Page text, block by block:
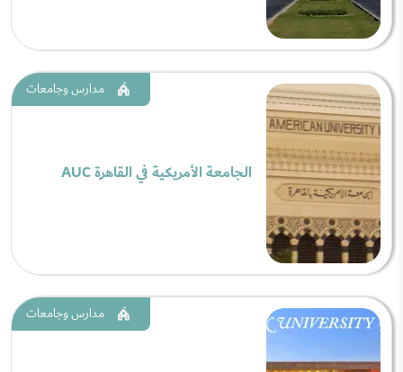
مدارس وجامعات
الجامعة الأمريكية في القاهرة AUC
مدارس وجامعات